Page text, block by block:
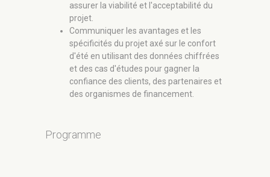
assurer la viabilité et l'acceptabilité du
projet.
Communiquer les avantages et les
spécificités du projet axé sur le confort
d'été en utilisant des données chiffrées
et des cas d'études pour gagner la
confiance des clients, des partenaires et
des organismes de financement.
Programme